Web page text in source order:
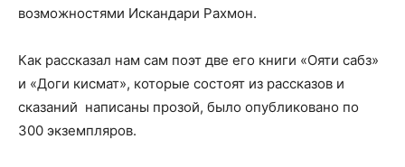
возможностями Искандари Рахмон.
Как рассказал нам сам поэт две его книги «Ояти сабз»
и «Доги кисмат», которые состоят из рассказов и
сказаний написаны прозой, было опубликовано по
300 экземпляров.